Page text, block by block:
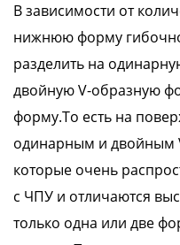
В зависимости от
нижнюю форму
разделить на
двойную V-образную
форму.То есть на
одинарным и двойным
которые очень
с ЧПУ и отличаются
только одна или две